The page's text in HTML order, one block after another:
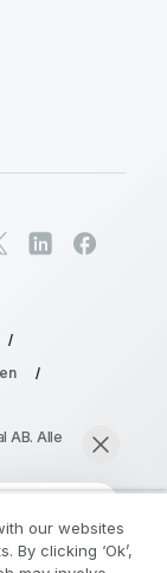
AB. Alle
our websites
By clicking ‘Ok’,